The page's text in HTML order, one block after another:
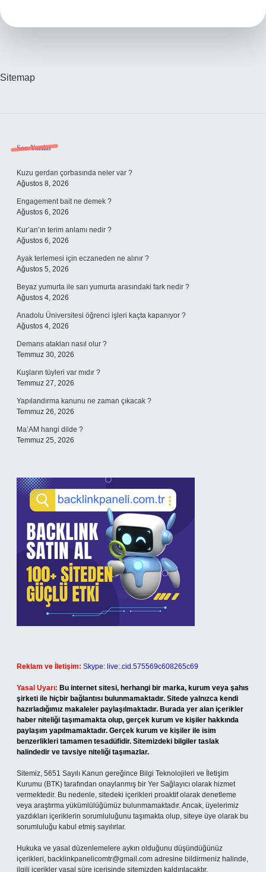
Sitemap
Sidebar
Son Yazılar
Kuzu gerdan çorbasında neler var ?
Ağustos 8, 2026
Engagement bait ne demek ?
Ağustos 6, 2026
Kur’an’ın terim anlamı nedir ?
Ağustos 6, 2026
Ayak terlemesi için eczaneden ne alınır ?
Ağustos 5, 2026
Beyaz yumurta ile sarı yumurta arasındaki fark nedir ?
Ağustos 4, 2026
Anadolu Üniversitesi öğrenci işleri kaçta kapanıyor ?
Ağustos 4, 2026
Demans atakları nasıl olur ?
Temmuz 30, 2026
Kuşların tüyleri var mıdır ?
Temmuz 27, 2026
Yapılandırma kanunu ne zaman çıkacak ?
Temmuz 26, 2026
Ma’AM hangi dilde ?
Temmuz 25, 2026
Reklam ve İletişim: Skype: live:.cid.575569c608265c69
Yasal Uyarı: Bu internet sitesi, herhangi bir marka, kurum veya şahıs
şirketi ile hiçbir bağlantısı bulunmamaktadır. Sitede yalnızca kendi
hazırladığımız makaleler paylaşılmaktadır. Burada yer alan içerikler
haber niteliği taşımamakta olup, gerçek kurum ve kişiler hakkında
paylaşım yapılmamaktadır. Gerçek kurum ve kişiler ile isim
benzerlikleri tamamen tesadüfidir. Sitemizdeki bilgiler taslak
halindedir ve tavsiye niteliği taşımazlar.
Sitemiz, 5651 Sayılı Kanun gereğince Bilgi Teknolojileri ve İletişim
Kurumu (BTK) tarafından onaylanmış bir Yer Sağlayıcı olarak hizmet
vermektedir. Bu nedenle, sitedeki içerikleri proaktif olarak denetleme
veya araştırma yükümlülüğümüz bulunmamaktadır. Ancak, üyelerimiz
yazdıkları içeriklerin sorumluluğunu taşımakta olup, siteye üye olarak bu
sorumluluğu kabul etmiş sayılırlar.
Hukuka ve yasal düzenlemelere aykırı olduğunu düşündüğünüz
içerikleri, backlinkpanelicomtr@gmail.com adresine bildirmeniz halinde,
ilgili içerikler yasal süre içerisinde sitemizden kaldırılacaktır.